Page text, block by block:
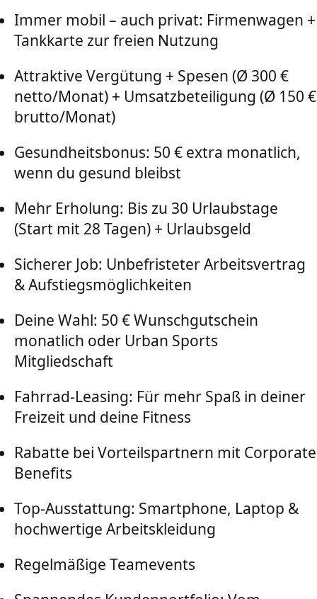
Immer mobil – auch privat: Firmenwagen +
Tankkarte zur freien Nutzung
Attraktive Vergütung + Spesen (Ø 300 €
netto/Monat) + Umsatzbeteiligung (Ø 150 €
brutto/Monat)
Gesundheitsbonus: 50 € extra monatlich,
wenn du gesund bleibst
Mehr Erholung: Bis zu 30 Urlaubstage
(Start mit 28 Tagen) + Urlaubsgeld
Sicherer Job: Unbefristeter Arbeitsvertrag
& Aufstiegsmöglichkeiten
Deine Wahl: 50 € Wunschgutschein
monatlich oder Urban Sports
Mitgliedschaft
Fahrrad-Leasing: Für mehr Spaß in deiner
Freizeit und deine Fitness
Rabatte bei Vorteilspartnern mit Corporate
Benefits
Top-Ausstattung: Smartphone, Laptop &
hochwertige Arbeitskleidung
Regelmäßige Teamevents